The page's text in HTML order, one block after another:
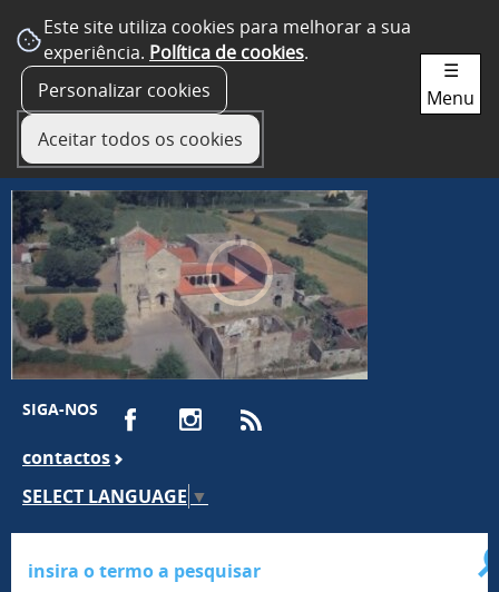
Este site utiliza cookies para melhorar a sua
experiência. Política de cookies.
Personalizar cookies
Aceitar todos os cookies
SIGA-NOS
contactos
SELECT LANGUAGE ▼
☰
Menu